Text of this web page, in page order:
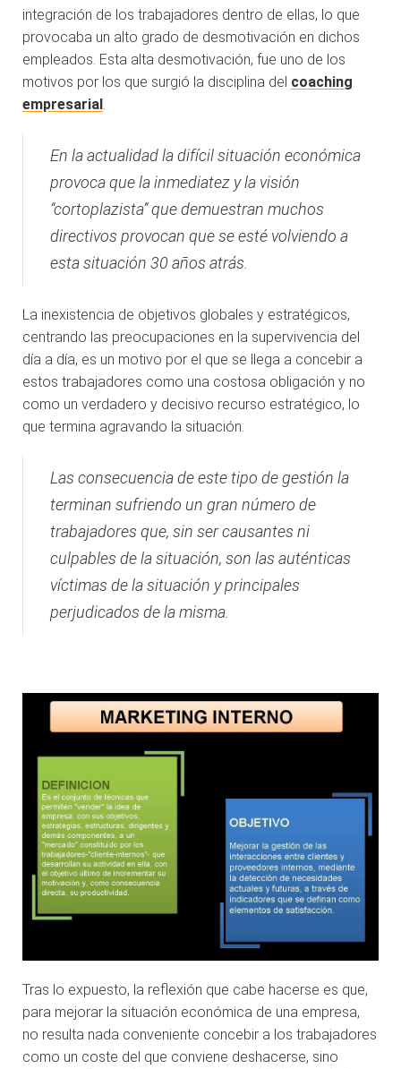
integración de los trabajadores dentro de ellas, lo que
provocaba un alto grado de desmotivación en dichos
empleados. Esta alta desmotivación, fue uno de los
motivos por los que surgió la disciplina del coaching
empresarial .
En la actualidad la difícil situación económica
provoca que la inmediatez y la visión
“cortoplazista” que demuestran muchos
directivos provocan que se esté volviendo a
esta situación 30 años atrás.
La inexistencia de objetivos globales y estratégicos,
centrando las preocupaciones en la supervivencia del
día a día, es un motivo por el que se llega a concebir a
estos trabajadores como una costosa obligación y no
como un verdadero y decisivo recurso estratégico, lo
que termina agravando la situación.
Las consecuencia de este tipo de gestión la
terminan sufriendo un gran número de
trabajadores que, sin ser causantes ni
culpables de la situación, son las auténticas
víctimas de la situación y principales
perjudicados de la misma.
Tras lo expuesto, la reflexión que cabe hacerse es que,
para mejorar la situación económica de una empresa,
no resulta nada conveniente concebir a los trabajadores
como un coste del que conviene deshacerse, sino